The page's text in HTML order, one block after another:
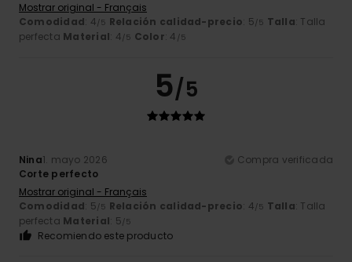
Mostrar original - Français
Comodidad: 4/5 Relación calidad-precio: 5/5 Talla: Talla
perfecta Material: 4/5 Color: 4 /5
5/5
Nina1. mayo 2026
Compra verificada
Corte perfecto
Mostrar original - Français
Comodidad: 5/5 Relación calidad-precio: 4/5 Talla: Talla
perfecta Material: 5/5
Recomiendo este producto